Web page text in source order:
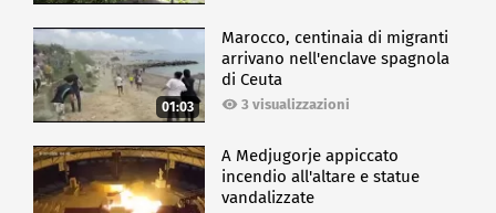
01:03
Marocco, centinaia di migranti
arrivano nell'enclave spagnola
di Ceuta
3 visualizzazioni
A Medjugorje appiccato
incendio all'altare e statue
vandalizzate